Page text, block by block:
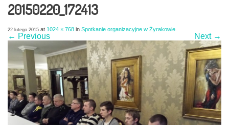
20150220_172413
22 lutego 2015 at 1024 × 768 in Spotkanie organizacyjne w Żyrakowie.
← Previous Next →